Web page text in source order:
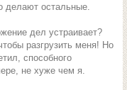
делают остальные.
дел устраивает?
разгрузить меня! Но
способного
не хуже чем я.